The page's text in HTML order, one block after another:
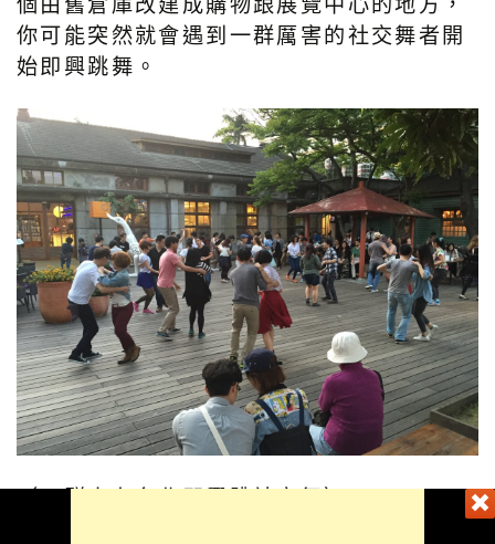
你可能突然就會遇到一群厲害的社交舞者開
始即興跳舞。
（一群人在台北即興跳社交舞）